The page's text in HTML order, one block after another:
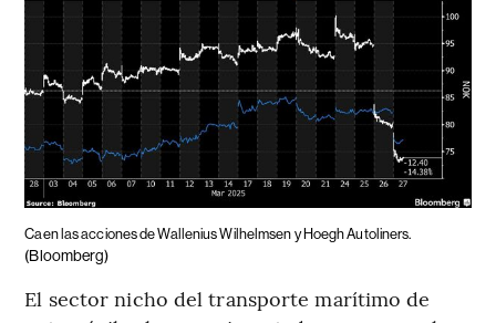
Caen las acciones de Wallenius Wilhelmsen y Hoegh Autoliners.
(Bloomberg)
El sector nicho del transporte marítimo de